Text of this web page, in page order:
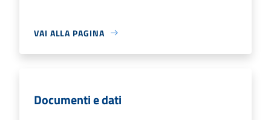
VAI ALLA PAGINA
Documenti e dati